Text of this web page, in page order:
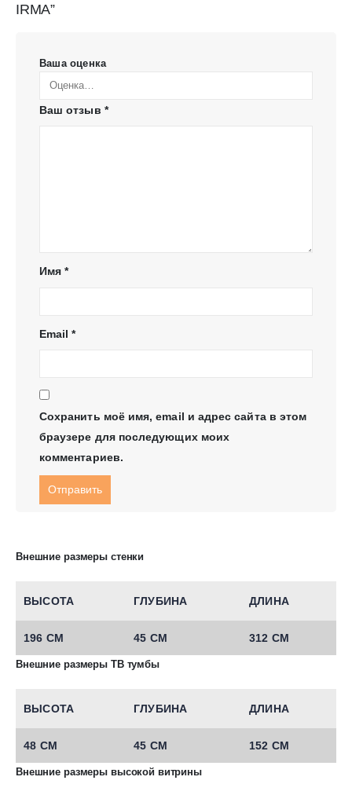
IRMA”
Ваша оценка
Ваш отзыв *
Имя*
Email*
Сохранить моё имя, email и адрес сайта в этом
браузере для последующих моих
комментариев.
Внешние размеры стенки
ВЫСОТА ГЛУБИНА ДЛИНА
196 СМ 45 СМ 312 СМ
Внешние размеры ТВ тумбы
ВЫСОТА ГЛУБИНА ДЛИНА
48 СМ 45 СМ 152 СМ
Внешние размеры высокой витрины